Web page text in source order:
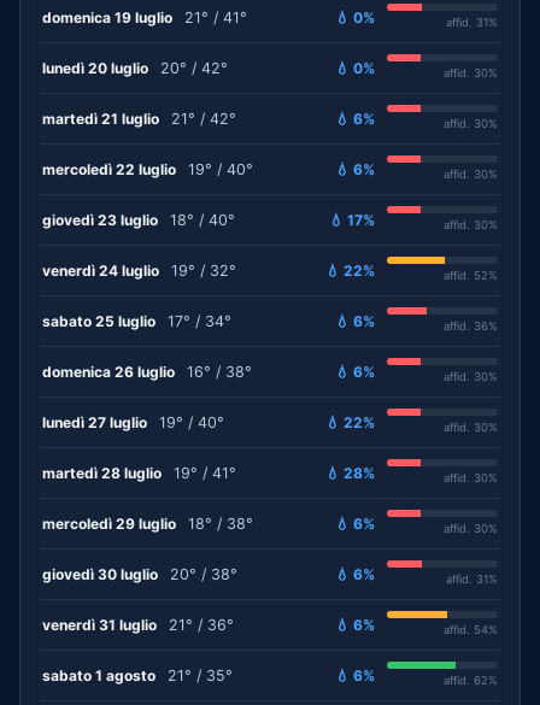
domenica 19 luglio 21° / 41° 💧 0% affid. 31%
lunedì 20 luglio 20° / 42° 💧 0% affid. 30%
martedì 21 luglio 21° / 42° 💧 6% affid. 30%
mercoledì 22 luglio 19° / 40° 💧 6% affid. 30%
giovedì 23 luglio 18° / 40° 💧 17% affid. 30%
venerdì 24 luglio 19° / 32° 💧 22% affid. 52%
sabato 25 luglio 17° / 34° 💧 6% affid. 36%
domenica 26 luglio 16° / 38° 💧 6% affid. 30%
lunedì 27 luglio 19° / 40° 💧 22% affid. 30%
martedì 28 luglio 19° / 41° 💧 28% affid. 30%
mercoledì 29 luglio 18° / 38° 💧 6% affid. 30%
giovedì 30 luglio 20° / 38° 💧 6% affid. 31%
venerdì 31 luglio 21° / 36° 💧 6% affid. 54%
sabato 1 agosto 21° / 35° 💧 6% affid. 62%